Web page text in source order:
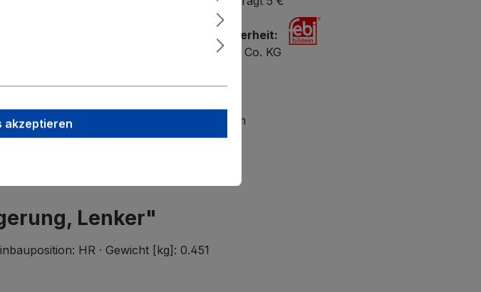
Angaben zur Produktsicherheit:
Ferdinand Bilstein GmbH + Co. KG
58256 Ennepetal
support@bilsteingroup.com
Lenker"
HR · Gewicht [kg]: 0.451
akzeptieren